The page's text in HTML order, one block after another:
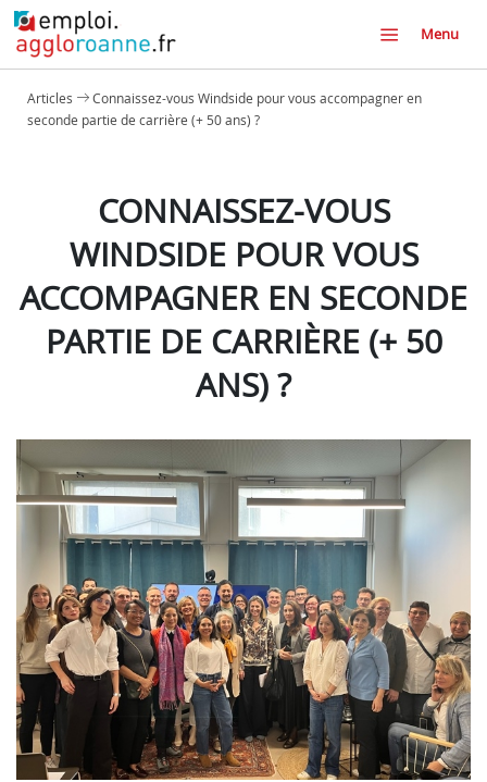
Menu
Articles
Connaissez-vous Windside pour vous accompagner en
seconde partie de carrière (+ 50 ans) ?
CONNAISSEZ-VOUS
WINDSIDE POUR VOUS
ACCOMPAGNER EN SECONDE
PARTIE DE CARRIÈRE (+ 50
ANS) ?